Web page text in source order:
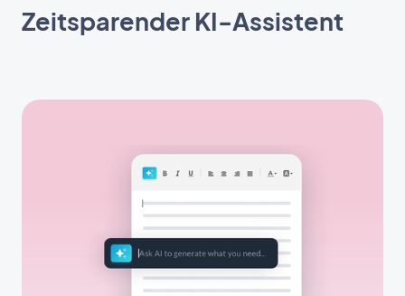
Zeitsparender KI-Assistent